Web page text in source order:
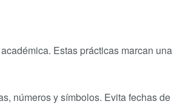
Estas prácticas marcan una
números y símbolos. Evita fechas de